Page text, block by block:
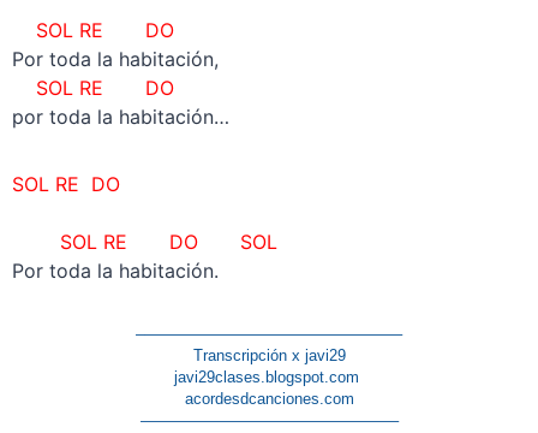
SOL RE DO
Por toda la habitación,
SOL RE DO
por toda la habitación…
SOL RE DO
SOL RE DO SOL
Por toda la habitación.
–————————————————–
Transcripción x javi29
javi29clases.blogspot.com
acordesdcanciones.com
————————————————–